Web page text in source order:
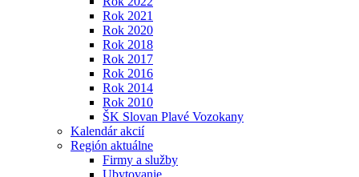
Rok 2021
Rok 2020
Rok 2018
Rok 2017
Rok 2016
Rok 2014
Rok 2010
ŠK Slovan Plavé Vozokany
Kalendár akcií
Región aktuálne
Firmy a služby
Ubytovanie